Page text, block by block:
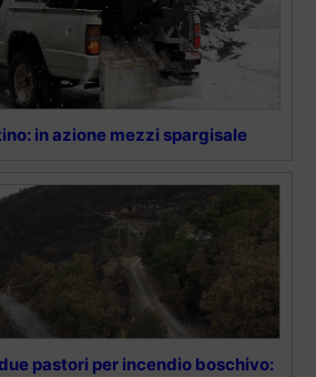
in azione mezzi spargisale
pastori per incendio boschivo: